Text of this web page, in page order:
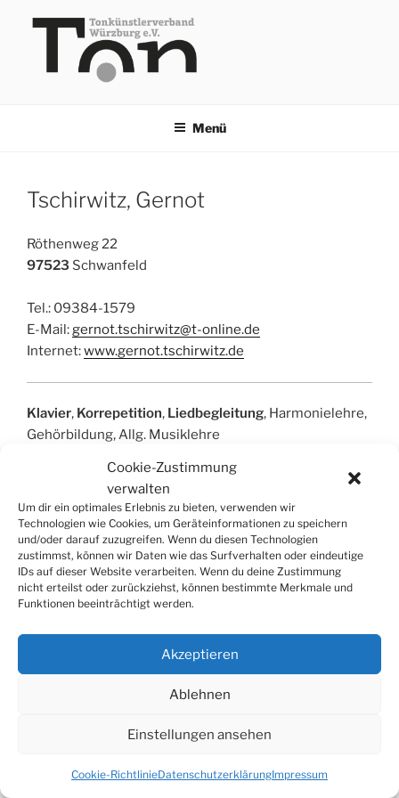
Cookie-Zustimmung
verwalten
Um dir ein optimales Erlebnis zu bieten, verwenden wir
Technologien wie Cookies, um Geräteinformationen zu speichern
und/oder darauf zuzugreifen. Wenn du diesen Technologien
zustimmst, können wir Daten wie das Surfverhalten oder eindeutige
IDs auf dieser Website verarbeiten. Wenn du deine Zustimmung
nicht erteilst oder zurückziehst, können bestimmte Merkmale und
Funktionen beeinträchtigt werden.
Akzeptieren
Ablehnen
Einstellungen ansehen
Cookie-RichtlinieDatenschutzerklärungImpressum
Inhalt
Menü
Tschirwitz, Gernot
Röthenweg 22
97523 Schwanfeld
Tel.: 09384-1579
E-Mail:gernot.tschirwitz@t-online.de
Internet:www.gernot.tschirwitz.de
Klavier, Korrepetition, Liedbegleitung, Harmonielehre,
Gehörbildung, Allg. Musiklehre
SUCHE
Suchen
nach:
Tonkünstlerverband Würzburg e.V.